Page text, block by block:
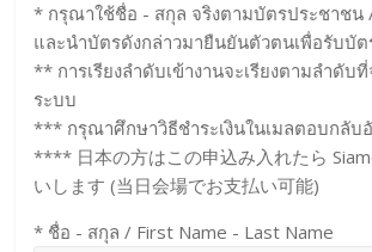
* กรุณาใช้ชื่อ - สกุล จริงตามบัตรประชาชน
และนำบัตรดังกล่าวมายืนยันตัวตนเพื่อรับบัต
** การเรียงลำดับเข้างานจะเรียงตามลำดับ
ระบบ
*** กรุณาศึกษาวิธีชำระเงินในเมลตอบกลับ
**** 日本の方はこの申込み入れたら
いします (当日会場でお支払い可能)
* ชื่อ - สกุล / First Name - Last Name